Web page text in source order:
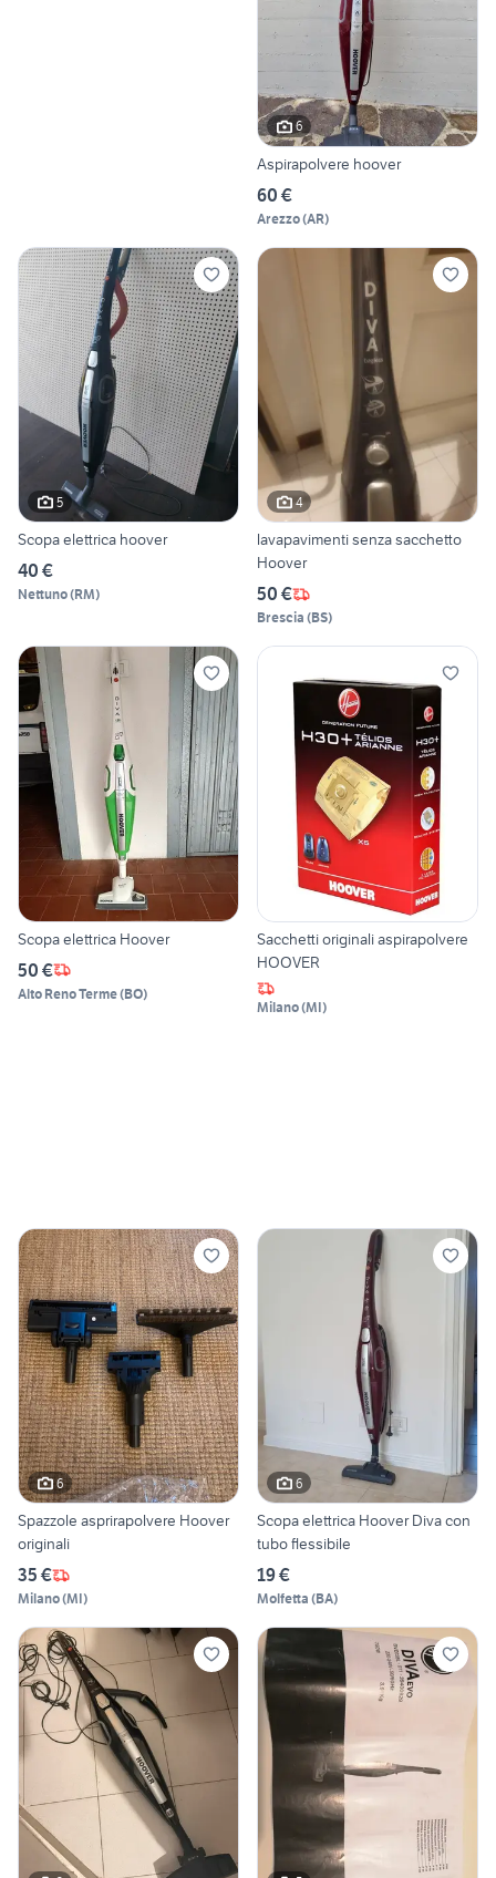
6
Aspirapolvere hoover
60 €
Arezzo(AR)
5
Scopa elettrica hoover
40 €
Nettuno(RM)
4
lavapavimenti senza sacchetto
Hoover
50 €
Brescia (BS)
Scopa elettrica Hoover
50 €
Alto Reno Terme(BO)
Sacchetti originali aspirapolvere
HOOVER
Milano(MI)
6
Spazzole asprirapolvere Hoover
originali
35 €
Milano(MI)
6
Scopa elettrica Hoover Diva con
tubo flessibile
19 €
Molfetta (BA)